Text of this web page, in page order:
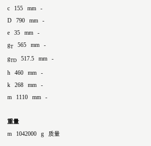
c 155 mm -
D 790 mm -
e 35 mm -
gT 565 mm -
gTD 517.5 mm -
h 460 mm -
k 268 mm -
m 1110 mm -
重量
m 1042000 g 质量